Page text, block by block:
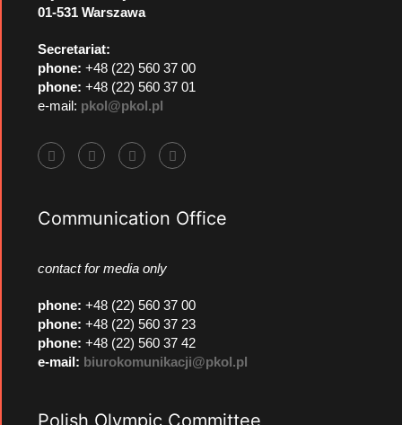
01-531 Warszawa
Secretariat:
phone: +48 (22) 560 37 00
phone: +48 (22) 560 37 01
e-mail: pkol@pkol.pl
Communication Office
contact for media only
phone: +48 (22) 560 37 00
phone: +48 (22) 560 37 23
phone: +48 (22) 560 37 42
e-mail: biurokomunikacji@pkol.pl
Polish Olympic Committee